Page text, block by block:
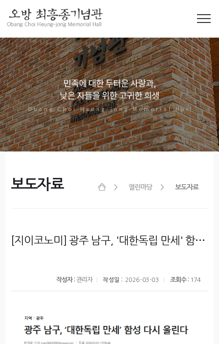
보도자료 열린마당 보도자료
[지이코노미] 광주 남구, '대한독립 만세' 함성 다시 울린다
작성자 : 관리자 작성일 : 2026-03-03 조회수 : 174